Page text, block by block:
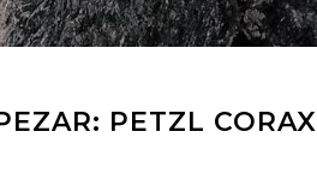
PETZL CORAX